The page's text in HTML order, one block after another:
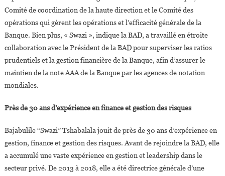
Comité de coordination de la haute direction et le Comité des
opérations qui gèrent les opérations et l’efficacité générale de la
Banque. Bien plus, « Swazi », indique la BAD, a travaillé en étroite
collaboration avec le Président de la BAD pour superviser les ratios
prudentiels et la gestion financière de la Banque, afin d’assurer le
maintien de la note AAA de la Banque par les agences de notation
mondiales.
Près de 30 ans d’expérience en finance et gestion des risques
Bajabulile ‘’Swazi’’ Tshabalala jouit de près de 30 ans d’expérience en
gestion, finance et gestion des risques. Avant de rejoindre la BAD, elle
a accumulé une vaste expérience en gestion et leadership dans le
secteur privé. De 2013 à 2018, elle a été directrice générale d’une